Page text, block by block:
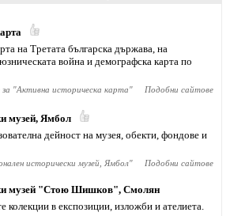
на Третата българска държава, на
война и демографска карта по
за "Активна историческа карта" Подобни сайтове
музей, Ямбол
дейност на музея, обекти, фондове и
исторически музей, Ямбол" Подобни сайтове
музей "Стою Шишков", Смолян
колекции в експозиции, изложби и ателиета.